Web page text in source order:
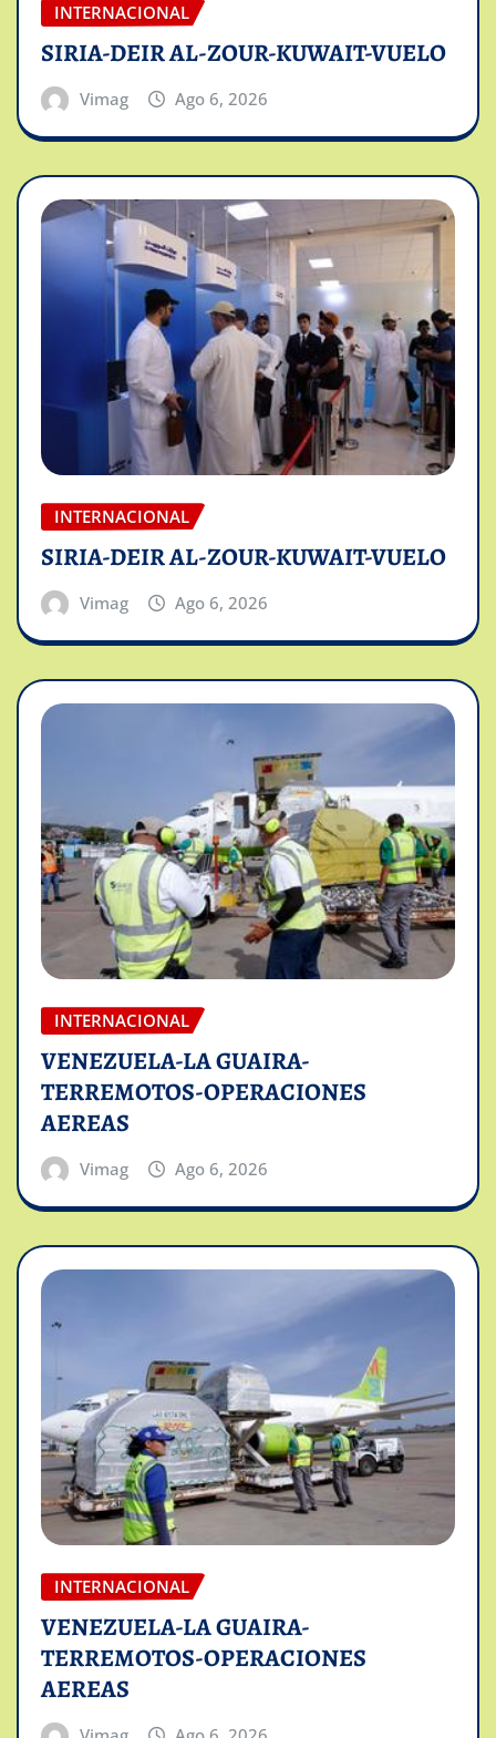
INTERNACIONAL
SIRIA-DEIR AL-ZOUR-KUWAIT-VUELO
Vimag Ago 6, 2026
INTERNACIONAL
SIRIA-DEIR AL-ZOUR-KUWAIT-VUELO
Vimag Ago 6, 2026
INTERNACIONAL
VENEZUELA-LA GUAIRA-
TERREMOTOS-OPERACIONES
AEREAS
Vimag Ago 6, 2026
INTERNACIONAL
VENEZUELA-LA GUAIRA-
TERREMOTOS-OPERACIONES
AEREAS